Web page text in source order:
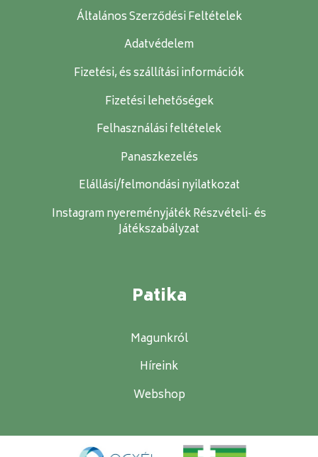
Általános Szerződési Feltételek
Adatvédelem
Fizetési, és szállítási információk
Fizetési lehetőségek
Felhasználási feltételek
Panaszkezelés
Elállási/felmondási nyilatkozat
Instagram nyereményjáték Részvételi- és
Játékszabályzat
Patika
Magunkról
Híreink
Webshop